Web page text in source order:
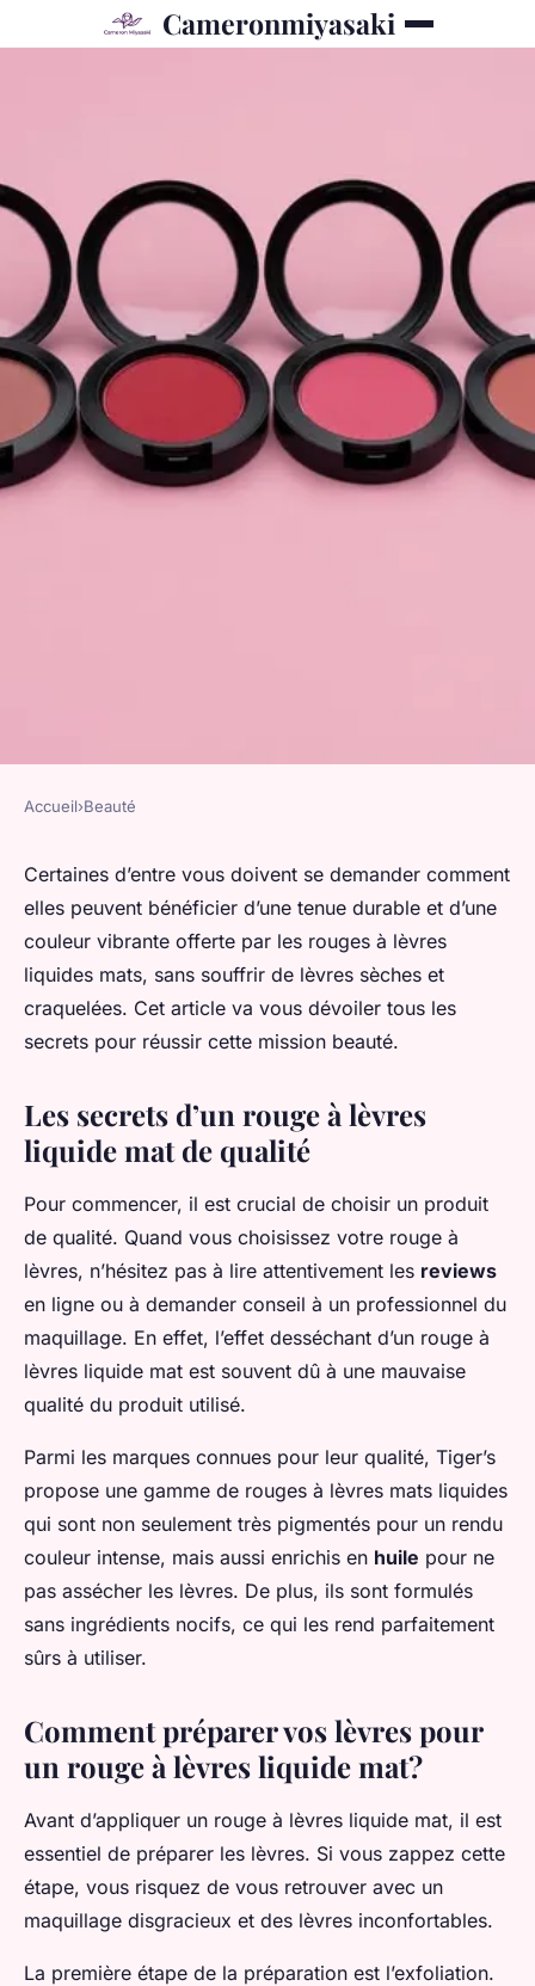
Cameronmiyasaki
Comment appliquer un rouge
à lèvres liquide mat sans
dessécher les lèvres?
valentin•25 avril 2024•5 min de lecture
Accueil›Beauté
Certaines d’entre vous doivent se demander comment
elles peuvent bénéficier d’une tenue durable et d’une
couleur vibrante offerte par les rouges à lèvres
liquides mats, sans souffrir de lèvres sèches et
craquelées. Cet article va vous dévoiler tous les
secrets pour réussir cette mission beauté.
Les secrets d’un rouge à lèvres
liquide mat de qualité
Pour commencer, il est crucial de choisir un produit
de qualité. Quand vous choisissez votre rouge à
lèvres, n’hésitez pas à lire attentivement les reviews
en ligne ou à demander conseil à un professionnel du
maquillage. En effet, l’effet desséchant d’un rouge à
lèvres liquide mat est souvent dû à une mauvaise
qualité du produit utilisé.
Parmi les marques connues pour leur qualité, Tiger’s
propose une gamme de rouges à lèvres mats liquides
qui sont non seulement très pigmentés pour un rendu
couleur intense, mais aussi enrichis en huile pour ne
pas assécher les lèvres. De plus, ils sont formulés
sans ingrédients nocifs, ce qui les rend parfaitement
sûrs à utiliser.
Comment préparer vos lèvres pour
un rouge à lèvres liquide mat?
Avant d’appliquer un rouge à lèvres liquide mat, il est
essentiel de préparer les lèvres. Si vous zappez cette
étape, vous risquez de vous retrouver avec un
maquillage disgracieux et des lèvres inconfortables.
La première étape de la préparation est l’exfoliation.